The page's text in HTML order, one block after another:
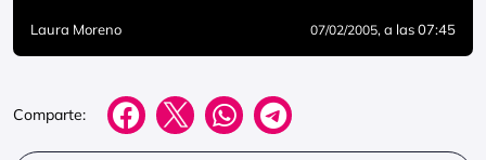
Laura Moreno 07/02/2005, a las 07:45
Comparte: